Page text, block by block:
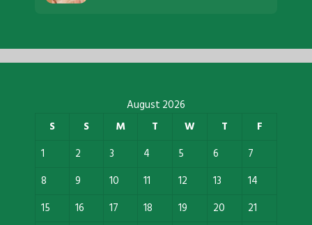
August 2026
S
S M T W T
F
1
2 3 4 5 6
7
8
9 10 11 12 13
14
15
16 17 18 19 20 21